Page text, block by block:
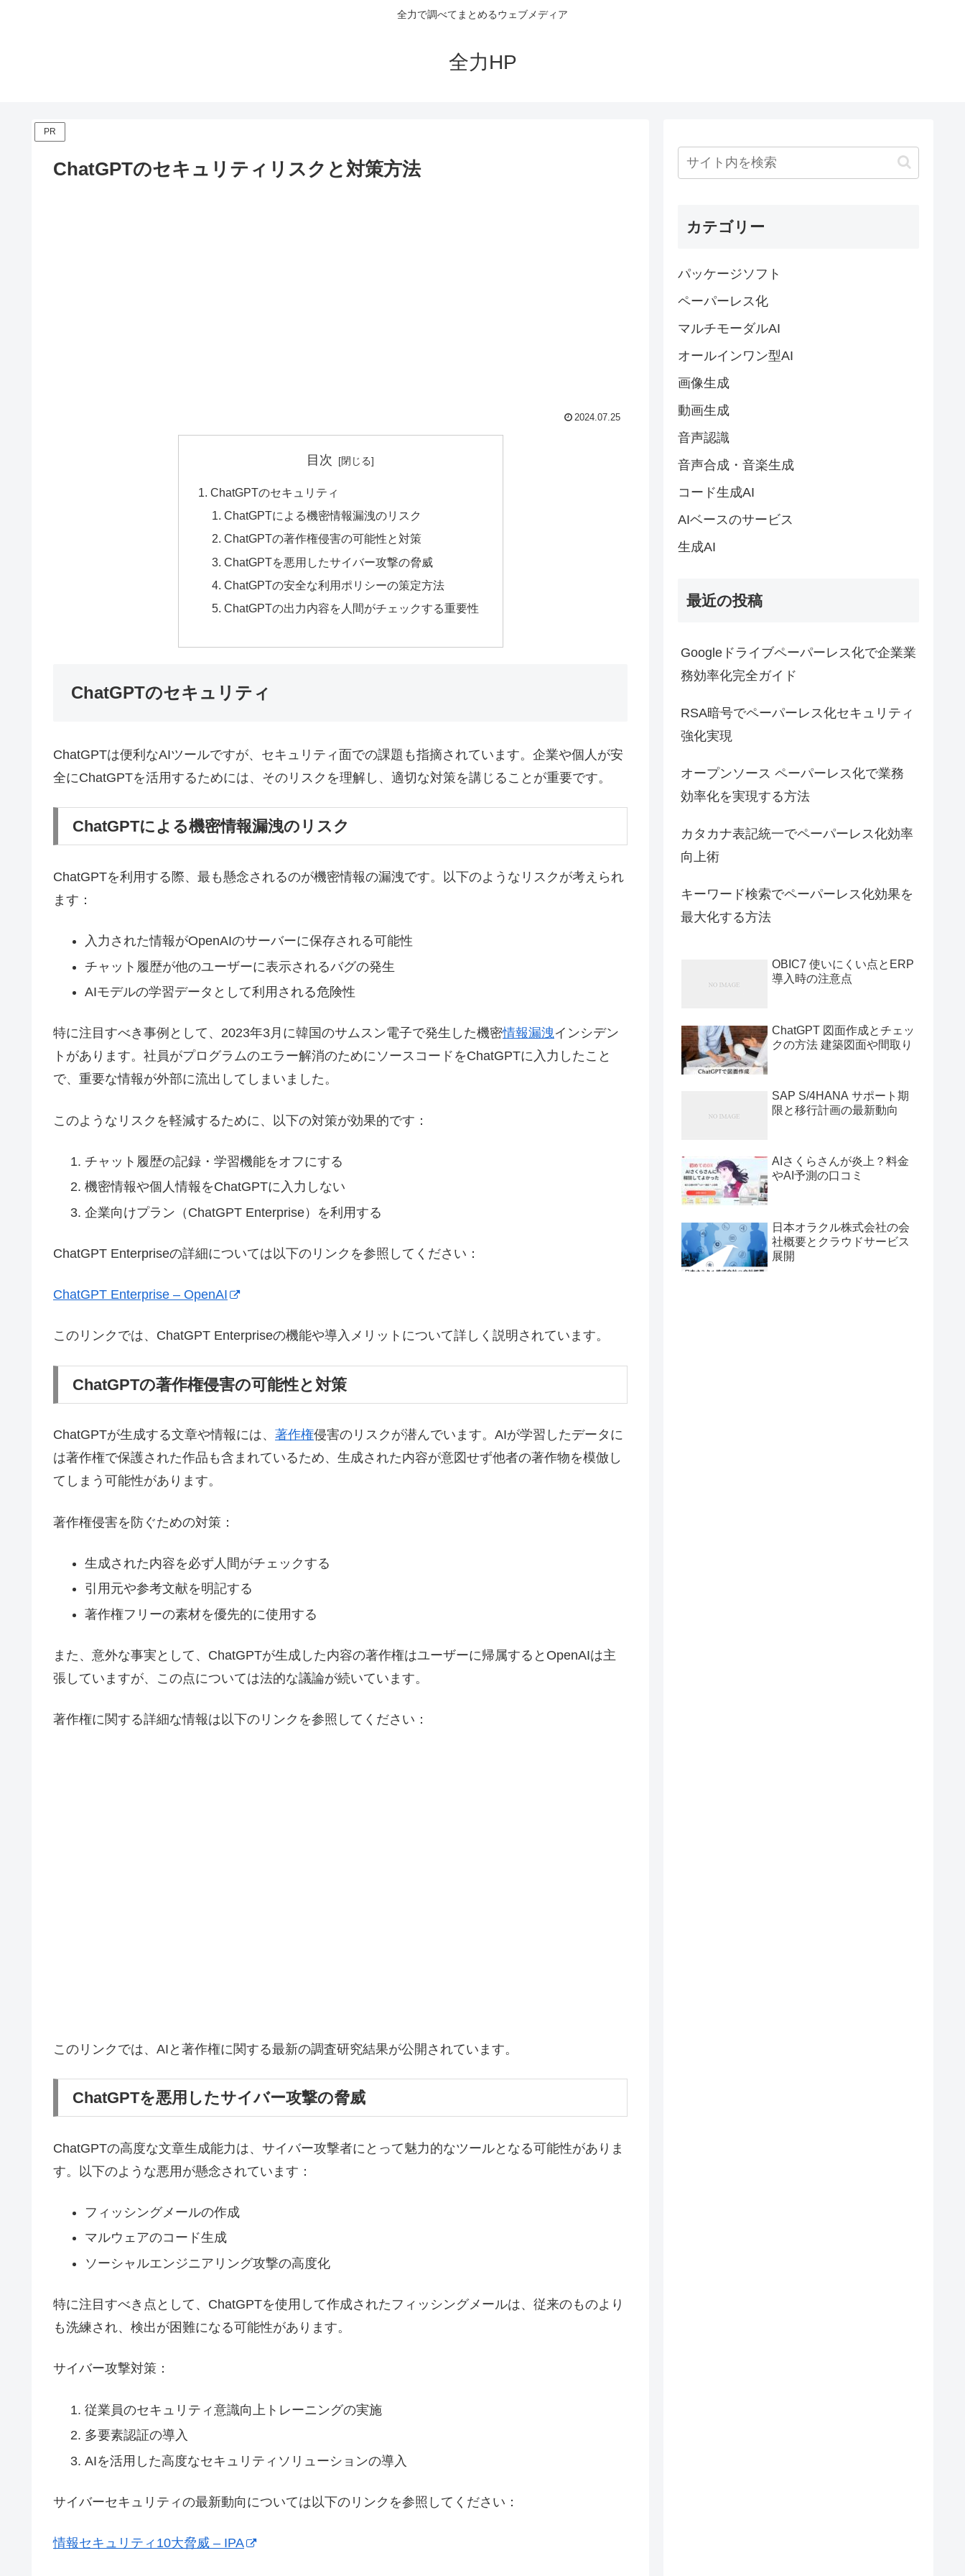
全力で調べてまとめるウェブメディア
全力HP
PR
ChatGPTのセキュリティリスクと対策方法
2024.07.25
目次
ChatGPTのセキュリティ
ChatGPTによる機密情報漏洩のリスク
ChatGPTの著作権侵害の可能性と対策
ChatGPTを悪用したサイバー攻撃の脅威
ChatGPTの安全な利用ポリシーの策定方法
ChatGPTの出力内容を人間がチェックする重要性
ChatGPTのセキュリティ
ChatGPTは便利なAIツールですが、セキュリティ面での課題も指摘されています。企業や個人が安
全にChatGPTを活用するためには、そのリスクを理解し、適切な対策を講じることが重要です。
ChatGPTによる機密情報漏洩のリスク
ChatGPTを利用する際、最も懸念されるのが機密情報の漏洩です。以下のようなリスクが考えられ
ます：
入力された情報がOpenAIのサーバーに保存される可能性
チャット履歴が他のユーザーに表示されるバグの発生
AIモデルの学習データとして利用される危険性
特に注目すべき事例として、2023年3月に韓国のサムスン電子で発生した機密情報漏洩インシデン
トがあります。社員がプログラムのエラー解消のためにソースコードをChatGPTに入力したこと
で、重要な情報が外部に流出してしまいました。
このようなリスクを軽減するために、以下の対策が効果的です：
チャット履歴の記録・学習機能をオフにする
機密情報や個人情報をChatGPTに入力しない
企業向けプラン（ChatGPT Enterprise）を利用する
ChatGPT Enterpriseの詳細については以下のリンクを参照してください：
ChatGPT Enterprise – OpenAI
このリンクでは、ChatGPT Enterpriseの機能や導入メリットについて詳しく説明されています。
ChatGPTの著作権侵害の可能性と対策
ChatGPTが生成する文章や情報には、 著作権侵害のリスクが潜んでいます。AIが学習したデータに
は著作権で保護された作品も含まれているため、生成された内容が意図せず他者の著作物を模倣し
てしまう可能性があります。
著作権侵害を防ぐための対策：
生成された内容を必ず人間がチェックする
引用元や参考文献を明記する
著作権フリーの素材を優先的に使用する
また、意外な事実として、ChatGPTが生成した内容の著作権はユーザーに帰属するとOpenAIは主
張していますが、この点については法的な議論が続いています。
著作権に関する詳細な情報は以下のリンクを参照してください：
このリンクでは、AIと著作権に関する最新の調査研究結果が公開されています。
ChatGPTを悪用したサイバー攻撃の脅威
ChatGPTの高度な文章生成能力は、サイバー攻撃者にとって魅力的なツールとなる可能性がありま
す。以下のような悪用が懸念されています：
フィッシングメールの作成
マルウェアのコード生成
ソーシャルエンジニアリング攻撃の高度化
特に注目すべき点として、ChatGPTを使用して作成されたフィッシングメールは、従来のものより
も洗練され、検出が困難になる可能性があります。
サイバー攻撃対策：
従業員のセキュリティ意識向上トレーニングの実施
多要素認証の導入
AIを活用した高度なセキュリティソリューションの導入
サイバーセキュリティの最新動向については以下のリンクを参照してください：
情報セキュリティ10大脅威 – IPA
カテゴリー
パッケージソフト
ペーパーレス化
マルチモーダルAI
オールインワン型AI
画像生成
動画生成
音声認識
音声合成・音楽生成
コード生成AI
AIベースのサービス
生成AI
最近の投稿
Googleドライブペーパーレス化で企業業
務効率化完全ガイド
RSA暗号でペーパーレス化セキュリティ
強化実現
オープンソース ペーパーレス化で業務
効率化を実現する方法
カタカナ表記統一でペーパーレス化効率
向上術
キーワード検索でペーパーレス化効果を
最大化する方法
OBIC7 使いにくい点とERP
導入時の注意点
ChatGPT 図面作成とチェッ
クの方法 建築図面や間取り
SAP S/4HANA サポート期
限と移行計画の最新動向
AIさくらさんが炎上？料金
やAI予測の口コミ
日本オラクル株式会社の会
社概要とクラウドサービス
展開